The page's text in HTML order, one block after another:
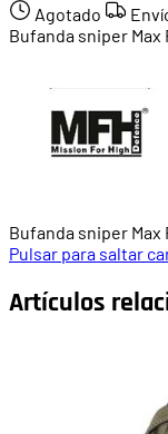
Agotado
Bufanda sniper Max
Bufanda sniper Max
Pulsar para saltar
Artículos